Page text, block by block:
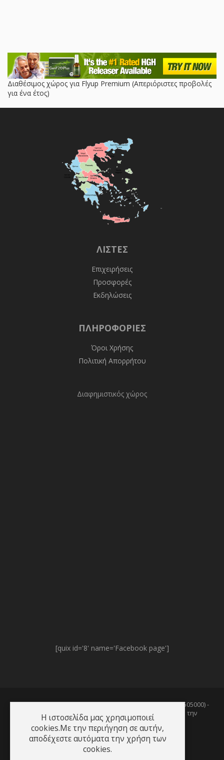
Διαθέσιμος χώρος για Flyup Premium (Απεριόριστες προβολές
για ένα έτος)
ΛΊΣΤΕΣ
Επιχειρήσεις
Προσφορές
Εκδηλώσεις
ΠΛΗΡΟΦΟΡΊΕΣ
Όροι Χρήσης
Πολιτική Απορρήτου
Διαφημιστικός χώρος
[quix id='8' name='Facebook page']
© 2003 - 2026InfoGate Technologies(Αρ. Γ.Ε.Μ.Η. : 37870505000) -
Δημιουργήθηκε, φιλοξενείται και υποστηρίζεται από την
Freespirits.gr
Η ιστοσελίδα μας χρησιμοποιεί
cookies.Με την περιήγηση σε αυτήν,
αποδέχεστε αυτόματα την χρήση των
cookies.